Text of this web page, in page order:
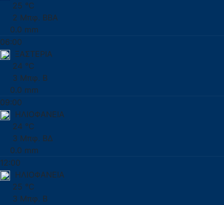
25 °C
2 Μπφ. ΒΒΑ
0.0 mm
06:00
ΞΑΣΤΕΡΙΑ
24 °C
3 Μπφ. Β
0.0 mm
09:00
ΗΛΙΟΦΑΝΕΙΑ
24 °C
3 Μπφ. ΒΔ
0.0 mm
12:00
ΗΛΙΟΦΑΝΕΙΑ
25 °C
3 Μπφ. Β